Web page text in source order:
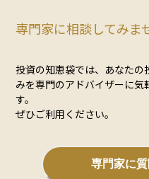
元に戻す」作業です。
変えず、定期的（例：
に行うメンテナンスと
。一方リアロケーショ
配分そのものを更新
オの方向性を変える」
長期戦略の転換やリス
”と捉えると理解しやす
ロケーションを実施す
を見極めることが大切
どによって人それぞれ
容度が高い人は価格変
も挑戦できますが、低
い商品を選ぶほうが安
スク許容度を正しく理
理のない投資計画を立
専門家に相談してみま
投資の知恵袋では、あなた
みを専門のアドバイザーに
す。
ぜひご利用ください。
専門家に